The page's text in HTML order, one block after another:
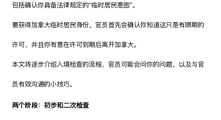
包括确认你具备法律规定的“临时居民意图”。
要获得加拿大临时居民身份，官员首先会确认你知道这只是有限期的
许可，并且你有意在许可到期后离开加拿大。
本文将逐步介绍入境检查的流程、官员可能会问你的问题，以及与官
员有效沟通的小技巧。
两个阶段：初步和二次检查